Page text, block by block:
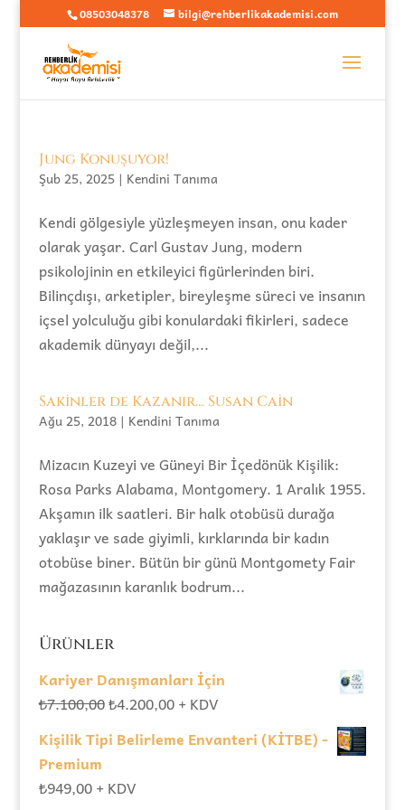
08503048378 bilgi@rehberlikakademisi.com
Jung Konuşuyor!
Şub 25, 2025| Kendini Tanıma
Kendi gölgesiyle yüzleşmeyen insan, onu kader
olarak yaşar. Carl Gustav Jung, modern
psikolojinin en etkileyici figürlerinden biri.
Bilinçdışı, arketipler, bireyleşme süreci ve insanın
içsel yolculuğu gibi konulardaki fikirleri, sadece
akademik dünyayı değil,...
Sakinler de Kazanır… Susan Cain
Ağu 25, 2018| Kendini Tanıma
Mizacın Kuzeyi ve Güneyi Bir İçedönük Kişilik:
Rosa Parks Alabama, Montgomery. 1 Aralık 1955.
Akşamın ilk saatleri. Bir halk otobüsü durağa
yaklaşır ve sade giyimli, kırklarında bir kadın
otobüse biner. Bütün bir günü Montgomety Fair
mağazasının karanlık bodrum...
Ürünler
Kariyer Danışmanları İçin
₺7.100,00Orijinal
₺7.100,00.
₺4.200,00Şu
fiyat:
+ KDV
Kişilik Tipi Belirleme Envanteri (KİTBE) -
Premium
₺949,00 + KDV